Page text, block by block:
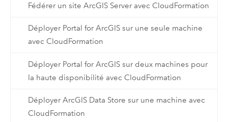
Fédérer un site ArcGIS Server avec CloudFormation
Déployer Portal for ArcGIS sur une seule machine
avec CloudFormation
Déployer Portal for ArcGIS sur deux machines pour
la haute disponibilité avec CloudFormation
Déployer ArcGIS Data Store sur une machine avec
CloudFormation